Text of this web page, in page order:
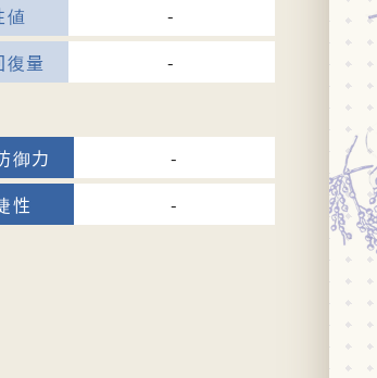
-
-
-
-